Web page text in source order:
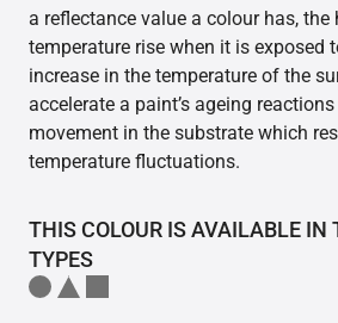
a reflectance value a colour has, the
temperature rise when it is exposed
increase in the temperature of the
accelerate a paint’s ageing
movement in the substrate which
temperature fluctuations.
THIS COLOUR IS AVAILABLE IN
TYPES